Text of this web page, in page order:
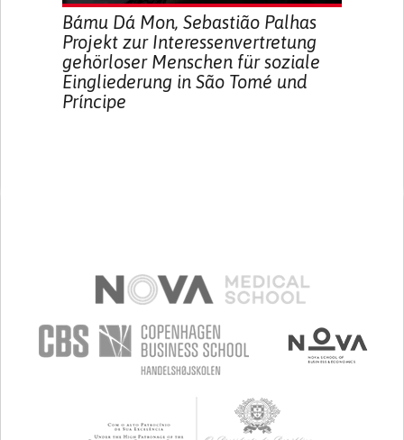
Bámu Dá Mon, Sebastião Palhas
Projekt zur Interessenvertretung
gehörloser Menschen für soziale
Eingliederung in São Tomé und
Príncipe